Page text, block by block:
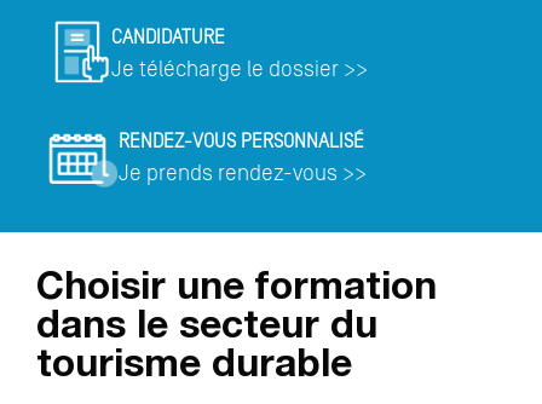
CANDIDATURE
Je télécharge le dossier >>
RENDEZ-VOUS PERSONNALISÉ
Je prends rendez-vous >>
Choisir une formation
dans le secteur du
tourisme durable